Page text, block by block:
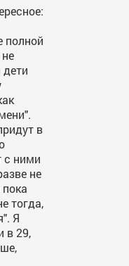
в
с ними
не
тогда,
Я
в 29,